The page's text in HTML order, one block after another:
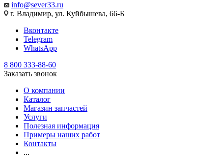
info@sever33.ru
г. Владимир, ул. Куйбышева, 66-Б
Вконтакте
Telegram
WhatsApp
8 800 333-88-60
Заказать звонок
О компании
Каталог
Магазин запчастей
Услуги
Полезная информация
Примеры наших работ
Контакты
...